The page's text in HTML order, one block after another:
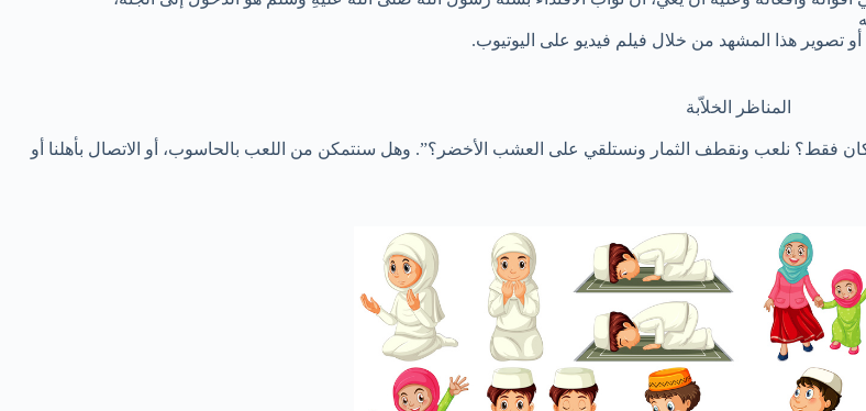
المناظر الخلاّبة
فقط؟ نلعب ونقطف الثمار ونستلقي على العشب الأخضر؟”. وهل سنتمكن من اللعب بالحاسوب، أو الاتصال بأهلنا أو